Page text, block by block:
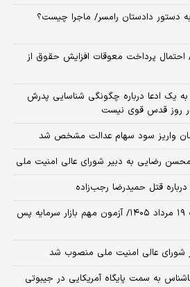
دستور دادستان رامسر/ ماجرا چیست؟
پرداخت معوقات افزایش حقوق از
به یک ادعا درباره چگونگی شناسایی پدرش
در روز قدس قوی نیست
واریز سود سهام عدالت مشخص شد
رضایی به دبیر شورای عالی امنیت ملی
قتل حمیدرضا رجب‌زاده
​پیش‌بینی بورس فردا دوشنبه ۱۹ مرداد ۱۴۰۵/ آزمون مهم بازار سرمایه پس
شورای عالی امنیت ملی منصوب شد
به سمت پایگاه آمریکایی در جیبوتی